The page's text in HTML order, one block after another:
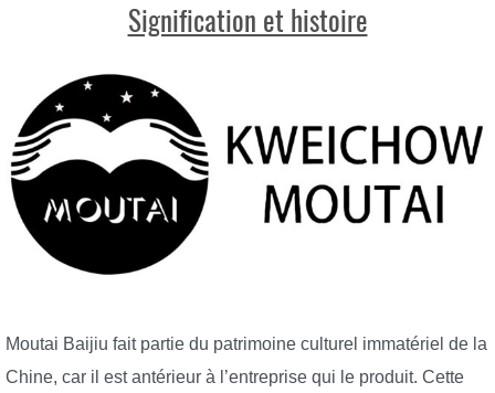
Signification et histoire
Moutai Baijiu fait partie du patrimoine culturel immatériel de la
Chine, car il est antérieur à l’entreprise qui le produit. Cette